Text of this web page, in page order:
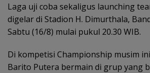
Laga uji coba sekaligus launching
digelar di Stadion H. Dimurthala,
Sabtu (16/8) mulai pukul 20.30 WIB.
Di kompetisi Championship musim
Barito Putera bermain di grup yang